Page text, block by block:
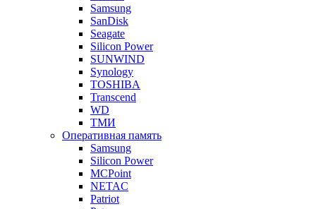
Samsung
SanDisk
Seagate
Silicon Power
SUNWIND
Synology
TOSHIBA
Transcend
WD
ТМИ
Оперативная память
Samsung
Silicon Power
MCPoint
NETAC
Patriot